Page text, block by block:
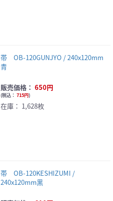
帯 OB-120GUNJYO / 240x120mm
青
販売価格： 650円
(税込： 715円)
在庫： 1,628枚
帯 OB-120KESHIZUMI /
240x120mm黒